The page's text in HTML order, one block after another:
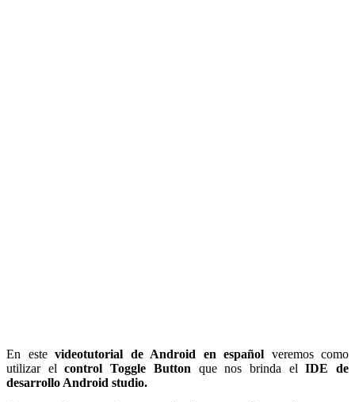
En estevideotutorial de Android en español veremos como
utilizar elcontrol Toggle Button que nos brinda elIDE de
desarrollo Android studio.